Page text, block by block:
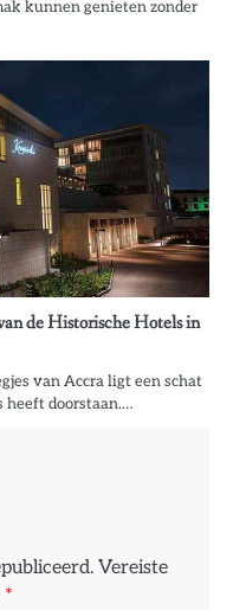
kunnen genieten zonder
de Historische Hotels in
van Accra ligt een schat
heeft doorstaan.…
Vereiste
*